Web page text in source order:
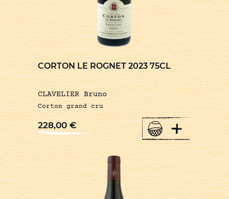
CORTON LE ROGNET 2023 75CL
CLAVELIER Bruno
Corton grand cru
228,00€ +